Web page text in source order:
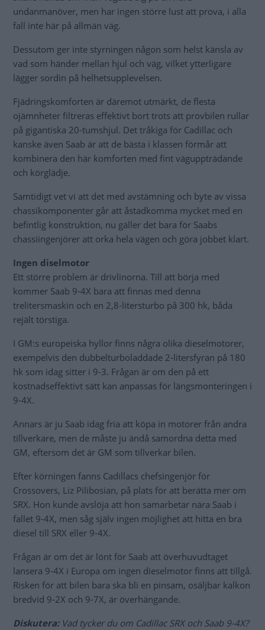
undanmanöver, men har ingen större lust att prova, i alla
fall inte här på allmän väg.
Dessutom ger inte styrningen någon som helst känsla av
vad som händer mellan hjul och väg, vilket ytterligare
lägger sordin på helhetsupplevelsen.
Fjädringskomforten är däremot utmärkt, de flesta
ojämnheter filtreras effektivt bort trots att provbilen rullar
på gigantiska 20-tumshjul. Det tråkiga för Cadillac och
kanske även Saab är att de bästa i klassen förmår att
kombinera den här komforten med fint väguppträdande
och körglädje.
Samtidigt vet vi att det med avstämning och byte av vissa
chassikomponenter går att åstadkomma mycket med en
befintlig konstruktion, nu gäller det bara för Saabs
chassiingenjörer att orka hela vägen och göra jobbet klart.
Ingen diselmotor
Ett större problem är drivlinorna. Till att börja med
kommer Saab 9-4X bara att finnas med denna
trelitersmaskin och en 2,8-litersturbo på 300 hk, båda
rejält törstiga.
I GM:s europeiska hyllor finns några olika dieselmotorer,
exempelvis den dubbelturboladdade 2-litersfyran på 180
hk som idag sitter i 9-3. Frågan är om den på ett
kostnadseffektivt sätt kan anpassas för längsmonteringen i
9-4X.
Annars är ju Saab idag fria att köpa in motorer från andra
tillverkare, men de måste ju ändå samordna detta med
GM, eftersom det är GM som tillverkar bilen.
Efter körningen fanns Cadillacs chefsingenjör för
Crossovers, Liz Pilibosian, på plats för att berätta mer om
SRX. Hon kunde avslöja att hon samarbetar nära Saab i
fallet 9-4X, men såg själv ingen möjlighet att hitta en bra
diesel till SRX eller 9-4X.
Frågan är om det är lönt för Saab att överhuvudtaget
lansera 9-4X i Europa om ingen dieselmotor finns att tillgå.
Risken för att bilen bara ska bli en pinsam, osäljbar kalkon
bredvid 9-2X och 9-7X, är överhängande.
Diskutera:Vad tycker du om Cadillac SRX och Saab 9-4X?